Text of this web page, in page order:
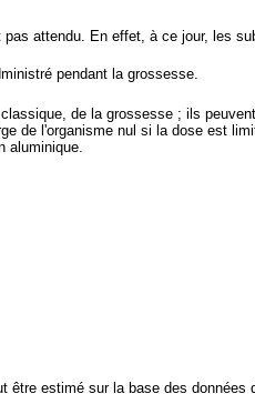
attendu. En effet, à ce jour, les
pendant la grossesse.
de la grossesse ; ils
de l'organisme nul si la dose est
aluminique.
être estimé sur la base des données